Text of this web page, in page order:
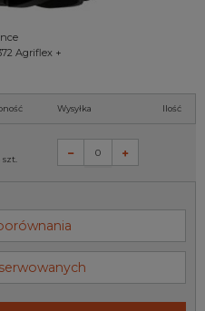
Agriflex +
Wysyłka Ilość
szt.